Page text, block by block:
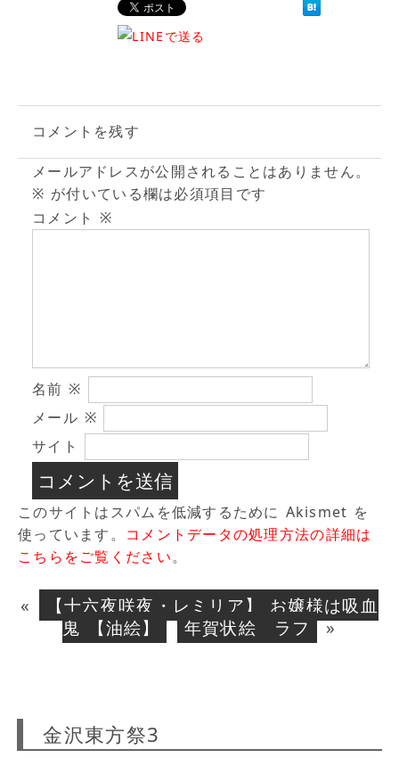
コメントを残す
メールアドレスが公開されることはありません。
※ が付いている欄は必須項目です
コメント ※
名前 ※
メール ※
サイト
このサイトはスパムを低減するために Akismet を
使っています。 コメントデータの処理方法の詳細は
こちらをご覧ください。
«
【十六夜咲夜・レミリア】 お嬢様は吸血
鬼 【油絵】
年賀状絵 ラフ »
金沢東方祭3